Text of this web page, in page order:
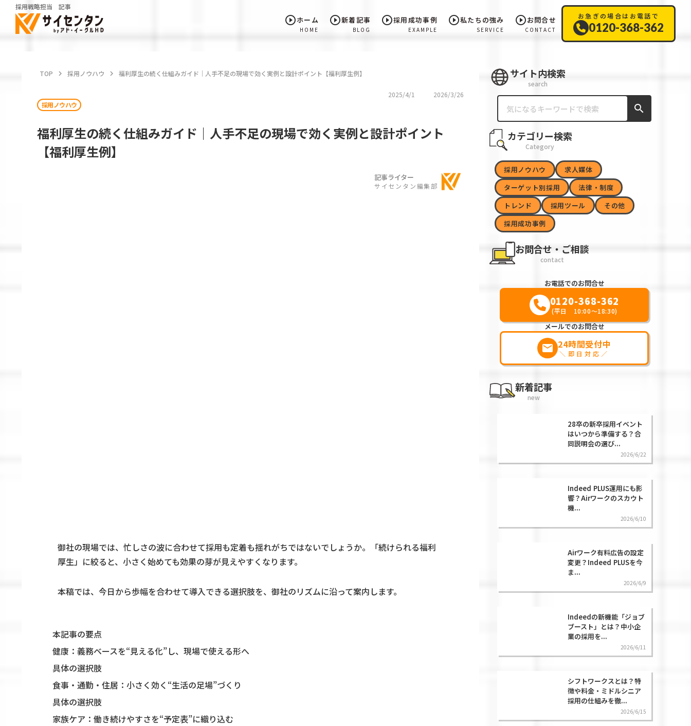
play_circle_outlineホーム
HOME
play_circle_outline新着記事
BLOG
play_circle_outline採用成功事例
EXAMPLE
play_circle_outline私たちの強み
SERVICE
play_circle_outlineお問合せ
CONTACT
お急ぎの場合はお電話で
0120-368-362
TOP keyboard_arrow_right 採用ノウハウ keyboard_arrow_right 福利厚生の続く仕組みガイド｜人手不足の現場で効く実例と設計ポイント【福利厚生例】
2025/4/1
2026/3/26
採用ノウハウ
福利厚生の続く仕組みガイド｜人手不足の現場で効く実例と設計ポイント
【福利厚生例】
記事ライター
サイセンタン編集部
御社の現場では、忙しさの波に合わせて採用も定着も揺れがちではないでしょうか。「続けられる福利
厚生」に絞ると、小さく始めても効果の芽が見えやすくなります。
本稿では、今日から歩幅を合わせて導入できる選択肢を、御社のリズムに沿って案内します。
本記事の要点
健康：義務ベースを“見える化”し、現場で使える形へ
具体の選択肢
食事・通勤・住居：小さく効く“生活の足場”づくり
具体の選択肢
家族ケア：働き続けやすさを“予定表”に織り込む
サイト内検索
search
search
カテゴリー検索
Category
採用ノウハウ
求人媒体
ターゲット別採用
法律・制度
トレンド
採用ツール
その他
採用成功事例
お問合せ・ご相談
contact
お電話でのお問合せ
0120-368-362
(平日 10:00～18:30)
メールでのお問合せ
markunread 24時間受付中
＼即日対応／
新着記事
new
28卒の新卒採用イベント
はいつから準備する？合
同説明会の選び...
2026/6/22
Indeed PLUS運用にも影
響？Airワークのスカウト
機...
2026/6/10
Airワーク有料広告の設定
変更？Indeed PLUSを今
ま...
2026/6/9
Indeedの新機能「ジョブ
ブースト」とは？中小企
業の採用を...
2026/6/11
シフトワークスとは？特
徴や料金・ミドルシニア
採用の仕組みを徹...
2026/6/15
採用戦略担当 記事